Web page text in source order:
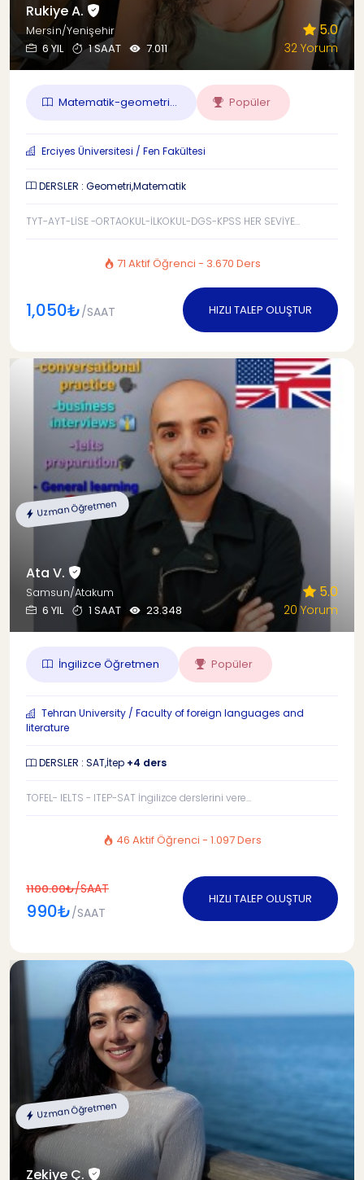
Rukiye A.
Mersin/Yenişehir
6 YIL
1 SAAT 7.011
5.0
32 Yorum
Matematik-geometri... Popüler
Erciyes Üniversitesi / Fen Fakültesi
DERSLER : Geometri,Matematik
TYT-AYT-LİSE -ORTAOKUL-İLKOKUL-DGS-KPSS HER SEVİYE...
71 Aktif Öğrenci - 3.670 Ders
1,050₺/SAAT HIZLI TALEP OLUŞTUR
Uzman Öğretmen
Ata V.
Samsun/Atakum
6 YIL
1 SAAT 23.348
5.0
20 Yorum
İngilizce Öğretmen Popüler
Tehran University / Faculty of foreign languages and
literature
DERSLER : SAT,İtep +4 ders
TOFEL- IELTS - ITEP-SAT İngilizce derslerini vere...
46 Aktif Öğrenci - 1.097 Ders
1100.00₺/SAAT
990₺/SAAT
HIZLI TALEP OLUŞTUR
Uzman Öğretmen
Zekiye Ç.